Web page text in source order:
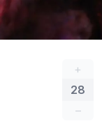
+
28
–